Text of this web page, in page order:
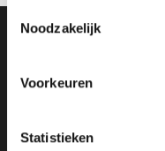
Toestemmingsselectie
Noodzakelijk
Voorkeuren
Statistieken